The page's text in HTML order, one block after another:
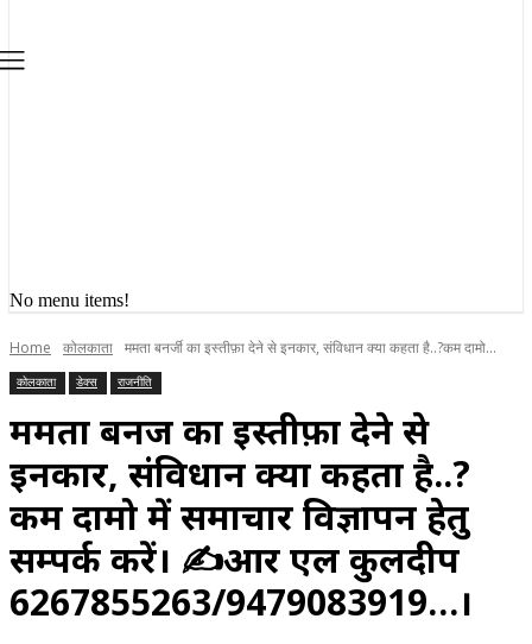
No menu items!
Home कोलकाता ममता बनर्जी का इस्तीफ़ा देने से इनकार, संविधान क्या कहता है..?कम दामो...
कोलकाता डेक्स राजनीति
ममता बनर्जी का इस्तीफ़ा देने से
इनकार, संविधान क्या कहता है..?
कम दामो में समाचार विज्ञापन हेतु
सम्पर्क करें। ✍️आर एल कुलदीप
6267855263/9479083919…।